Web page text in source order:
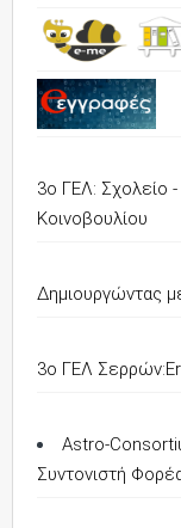
3ο ΓΕΛ: Σχολείο
Κοινοβουλίου
Δημιουργώντας
3o ΓΕΛ
Astro-
Συντονιστή